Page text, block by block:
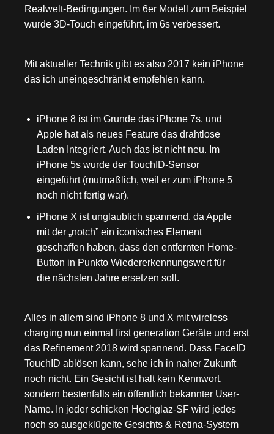
Realwelt-Bedingungen. Im 6er Modell zum Beispiel
wurde 3D-Touch eingeführt, im 6s verbessert.
Mit aktueller Technik gibt es also 2017 kein iPhone
das ich uneingeschränkt empfehlen kann.
iPhone 8 ist im Grunde das iPhone 7s, und
Apple hat als neues Feature das drahtlose
Laden Integriert. Auch das ist nicht neu. Im
iPhone 5s wurde der TouchID-Sensor
eingeführt (mutmaßlich, weil er zum iPhone 5
noch nicht fertig war).
iPhone X ist unglaublich spannend, da Apple
mit der „notch” ein iconisches Element
geschaffen haben, dass den entfernten Home-
Button in Punkto Wiedererkennungswert für
die nächsten Jahre ersetzen soll.
Alles in allem sind iPhone 8 und X mit wireless
charging nun einmal first generation Geräte und erst
das Refinement 2018 wird spannend. Dass FaceID
TouchID ablösen kann, sehe ich in naher Zukunft
noch nicht. Ein Gesicht ist halt kein Kennwort,
sondern bestenfalls ein öffentlich bekannter User-
Name. In jeder schicken Hochglaz-SF wird jedes
noch so ausgeklügelte Gesichts & Retina-System